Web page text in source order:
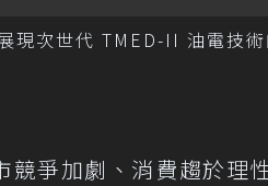
現次世代 TMED-II 油電技
競爭加劇、消費趨於理